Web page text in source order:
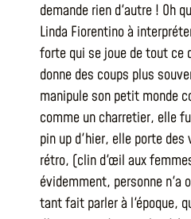
demande rien d'autre ! Oh
Linda Fiorentino à
forte qui se joue de tout ce
donne des coups plus
manipule son petit monde
comme un charretier, elle
pin up d'hier, elle porte
rétro, (clin d'œil aux
évidemment, personne n'a
tant fait parler à l'époque,